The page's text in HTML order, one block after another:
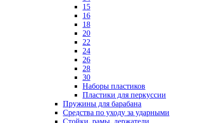
15
16
18
20
22
24
26
28
30
Наборы пластиков
Пластики для перкуссии
Пружины для барабана
Средства по уходу за ударными
Стойки, рамы, держатели